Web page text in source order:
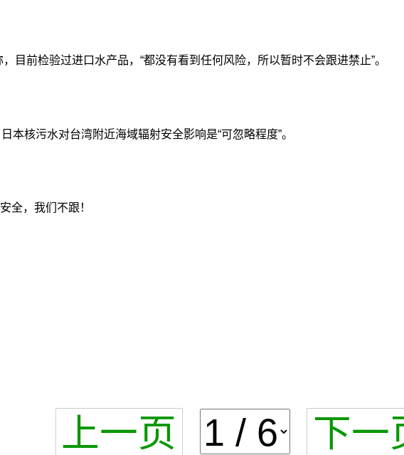
，目前检验过进口水产品，“都没有看到任何风险，所以暂时不会跟进禁止”。
本核污水对台湾附近海域辐射安全影响是“可忽略程度”。
全，我们不跟！
上一页 下一